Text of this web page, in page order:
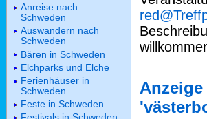
Anreise nach
Schweden
Auswandern nach
Schweden
Bären in Schweden
Elchparks und Elche
Ferienhäuser in
Schweden
Feste in Schweden